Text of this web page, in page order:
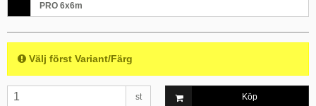
PRO 6x6m
Välj först Variant/Färg
st Köp